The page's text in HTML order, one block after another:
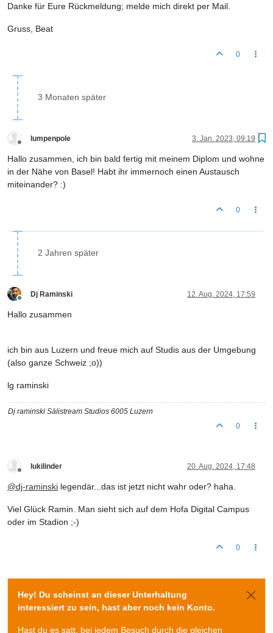
Danke für Eure Rückmeldung; melde mich direkt per Mail.
Gruss, Beat
0
3 Monaten später
Offline
lumpenpole 3. Jan. 2023, 09:19
Hallo zusammen, ich bin bald fertig mit meinem Diplom und wohne
in der Nähe von Basel! Habt ihr immernoch einen Austausch
miteinander? :)
0
2 Jahren später
Offline
Dj Raminski 12. Aug. 2024, 17:59
Hallo zusammen
ich bin aus Luzern und freue mich auf Studis aus der Umgebung
(also ganze Schweiz ;o))
lg raminski
Dj raminski Sälistream Studios 6005 Luzern
0
Offline
lukilinder 20. Aug. 2024, 17:48
@dj-raminski legendär...das ist jetzt nicht wahr oder? haha.
Viel Glück Ramin. Man sieht sich auf dem Hofa Digital Campus
oder im Stadion ;-)
0
Hey! Du scheinst an dieser Unterhaltung
interessiert zu sein, hast aber noch kein Konto.
Hast du es satt, bei jedem Besuch durch die gleichen